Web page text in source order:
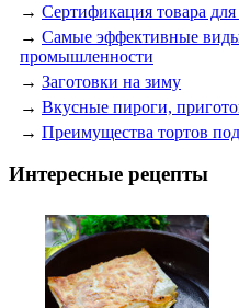
→ Сертификация товара
→ Самые эффективные
промышленности
→ Заготовки на зиму
→ Вкусные пироги,
→ Преимущества тортов под
Интересные рецепты